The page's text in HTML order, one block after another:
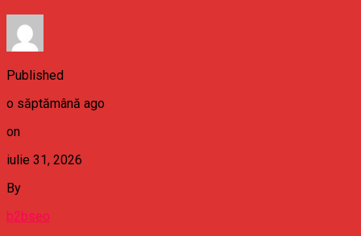
Published
o săptămână ago
on
iulie 31, 2026
By
b2bseo